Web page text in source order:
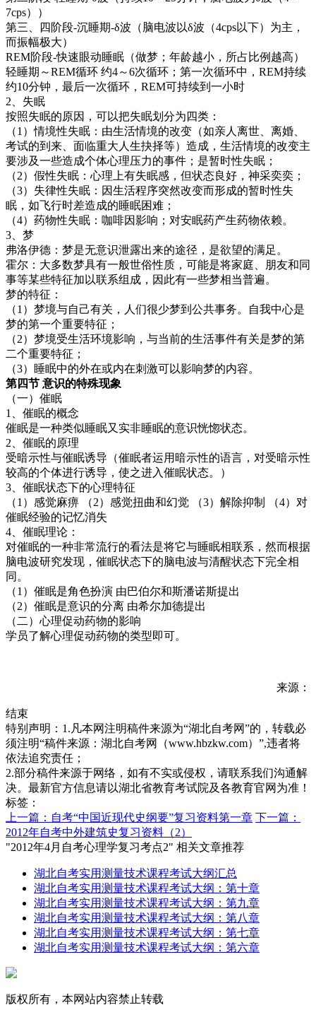
7cps））
第三、四阶段-沉睡期-δ波（脑电波以δ波（4cps以下）为主，
而振幅极大）
REM阶段-快速眼动睡眠（做梦；年龄越小，所占比例越高）
轻睡期～REM循环 约4～6次循环；第一次循环中，REM持续
约10分钟，最后一次循环，REM可持续到一小时
2、失眠
按照失眠的原因，可以把失眠划分为四类：
（1）情境性失眠：由生活情境的改变（如亲人离世、离婚、
考试的到来、面临重大人生抉择等）造成，生活情境的改变主
要涉及一些造成个体心理压力的事件；是暂时性失眠；
（2）假性失眠：心理上有失眠感，但状态良好，神采奕奕；
（3）失律性失眠：因生活程序突然改变而形成的暂时性失
眠，如飞行时差造成的睡眠困难；
（4）药物性失眠：咖啡因影响；对安眠药产生药物依赖。
3、梦
弗洛伊德：梦是无意识泄露出来的途径，是欲望的满足。
霍尔：大多数梦具有一般世俗性质，可能是将家庭、朋友和同
事等某些特征加以联系组成，因此有一些梦相当普遍。
梦的特征：
（1）梦境与自己有关，人们很少梦到公共事务。自我中心是
梦的第一个重要特征；
（2）梦境受生活环境影响，与当前的生活事件有关是梦的第
二个重要特征；
（3）睡眠中的外在或内在刺激可以影响梦的内容。
第四节 意识的特殊现象
（一）催眠
1、催眠的概念
催眠是一种类似睡眠又实非睡眠的意识恍惚状态。
2、催眠的原理
受暗示性与催眠诱导（催眠者运用暗示性的语言，对受暗示性
较高的个体进行诱导，使之进入催眠状态。）
3、催眠状态下的心理特征
（1）感觉麻痹 （2）感觉扭曲和幻觉 （3）解除抑制 （4）对
催眠经验的记忆消失
4、催眠理论：
对催眠的一种非常流行的看法是将它与睡眠相联系，然而根据
脑电波研究发现，催眠状态下的脑电波与清醒状态下完全相
同。
（1）催眠是角色扮演 由巴伯尔和斯潘诺斯提出
（2）催眠是意识的分离 由希尔加德提出
（二）心理促动药物的影响
学员了解心理促动药物的类型即可。
来源：
结束
特别声明：1.凡本网注明稿件来源为“湖北自考网”的，转载必
须注明“稿件来源：湖北自考网（www.hbzkw.com）”,违者将
依法追究责任；
2.部分稿件来源于网络，如有不实或侵权，请联系我们沟通解
决。最新官方信息请以湖北省教育考试院及各教育官网为准！
标签：
上一篇：自考“中国近现代史纲要”复习资料第一章 下一篇：
2012年自考中外建筑史复习资料（2）
"2012年4月自考心理学复习考点2" 相关文章推荐
湖北自考实用测量技术课程考试大纲汇总
湖北自考实用测量技术课程考试大纲：第十章
湖北自考实用测量技术课程考试大纲：第九章
湖北自考实用测量技术课程考试大纲：第八章
湖北自考实用测量技术课程考试大纲：第七章
湖北自考实用测量技术课程考试大纲：第六章
版权所有，本网站内容禁止转载